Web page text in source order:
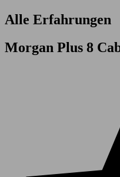
Alle Erfahrungen
Morgan Plus 8